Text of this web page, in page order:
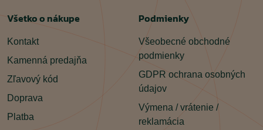
Všetko o nákupe
Kontakt
Kamenná predajňa
Zľavový kód
Doprava
Platba
Podmienky
Všeobecné obchodné
podmienky
GDPR ochrana osobných
údajov
Výmena / vrátenie /
reklamácia